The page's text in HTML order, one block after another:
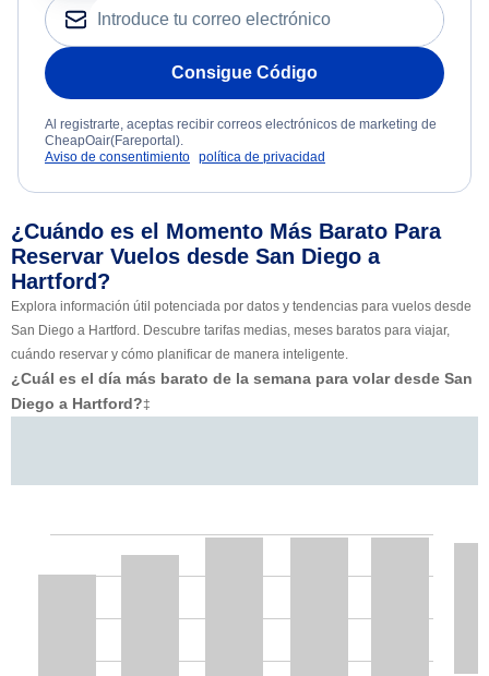
Consigue Código
Al registrarte, aceptas recibir correos electrónicos de marketing de
CheapOair(Fareportal).
Aviso de consentimiento política de privacidad
¿Cuándo es el Momento Más Barato Para
Reservar Vuelos desde San Diego a
Hartford?
Explora información útil potenciada por datos y tendencias para vuelos desde
San Diego a Hartford. Descubre tarifas medias, meses baratos para viajar,
cuándo reservar y cómo planificar de manera inteligente.
¿Cuál es el día más barato de la semana para volar desde San
Diego a Hartford?‡